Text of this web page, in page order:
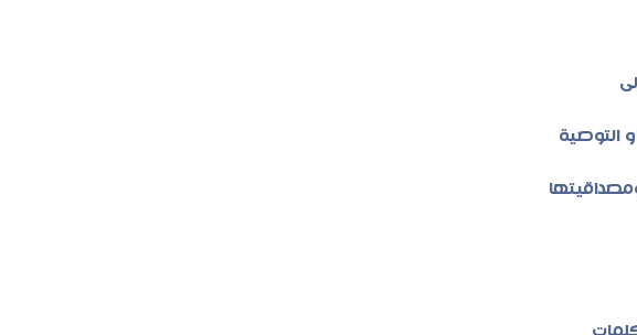
التوصية